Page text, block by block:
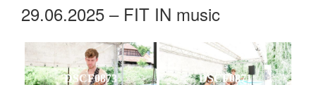
29.06.2025 – FIT IN music
DSCF0873 DSCF0871